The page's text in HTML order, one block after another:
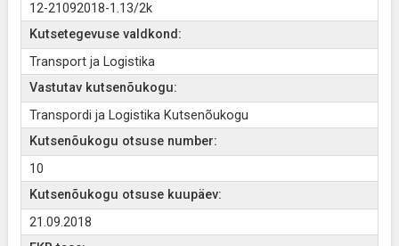
12-21092018-1.13/2k
Kutsetegevuse valdkond:
Transport ja Logistika
Vastutav kutsenõukogu:
Transpordi ja Logistika Kutsenõukogu
Kutsenõukogu otsuse number:
10
Kutsenõukogu otsuse kuupäev:
21.09.2018